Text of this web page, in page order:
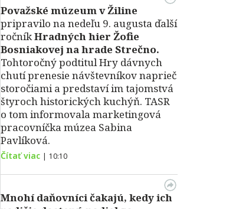
Považské múzeum v Žiline
pripravilo na nedeľu 9. augusta ďalší
ročníkHradných hier Žofie
Bosniakovej na hrade Strečno.
Tohtoročný podtitul Hry dávnych
chutí prenesie návštevníkov naprieč
storočiami a predstaví im tajomstvá
štyroch historických kuchýň. TASR
o tom informovala marketingová
pracovníčka múzea Sabina
Pavlíková.
Čítať viac | 10:10
Mnohí daňovníci čakajú, kedy ich